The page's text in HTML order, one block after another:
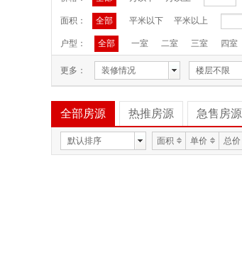
面积： 全部 平米以下 平米以上
户型： 全部 一室 二室 三室 四室
更多： 装修情况 楼层不限
全部房源 热推房源 急售房源
默认排序 面积 单价 总价